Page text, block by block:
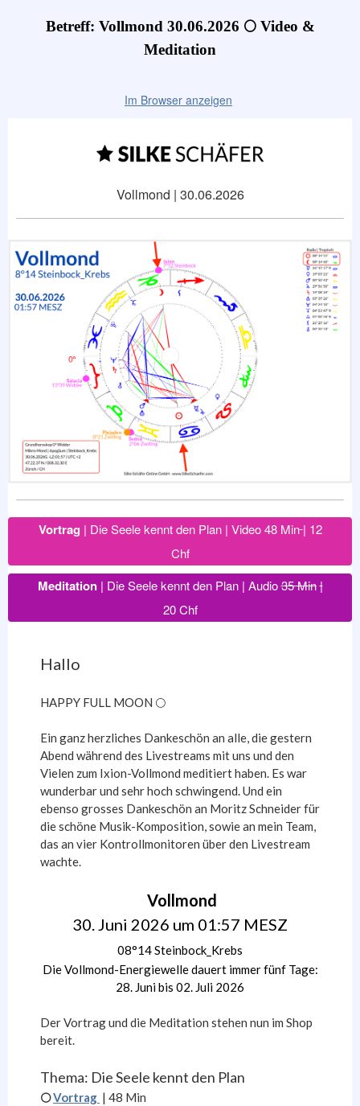
Betreff: Vollmond 30.06.2026 🌕 Video &
Meditation
Im Browser anzeigen
Vollmond | 30.06.2026
Vortrag | Die Seele kennt den Plan | Video 48 Min| 12
Chf
Meditation| Die Seele kennt den Plan | Audio35 Min|
20 Chf
Hallo
HAPPY FULL MOON 🌕
Ein ganz herzliches Dankeschön an alle, die gestern
Abend während des Livestreams mit uns und den
Vielen zum Ixion-Vollmond meditiert haben. Es war
wunderbar und sehr hoch schwingend. Und ein
ebenso grosses Dankeschön an Moritz Schneider für
die schöne Musik-Komposition, sowie an mein Team,
das an vier Kontrollmonitoren über den Livestream
wachte.
Vollmond
30. Juni 2026 um 01:57 MESZ
08°14 Steinbock_Krebs
Die Vollmond-Energiewelle dauert immer fünf Tage:
28. Juni bis 02. Juli 2026
Der Vortrag und die Meditation stehen nun im Shop
bereit.
Thema: Die Seele kennt den Plan
🌕Vortrag | 48 Min